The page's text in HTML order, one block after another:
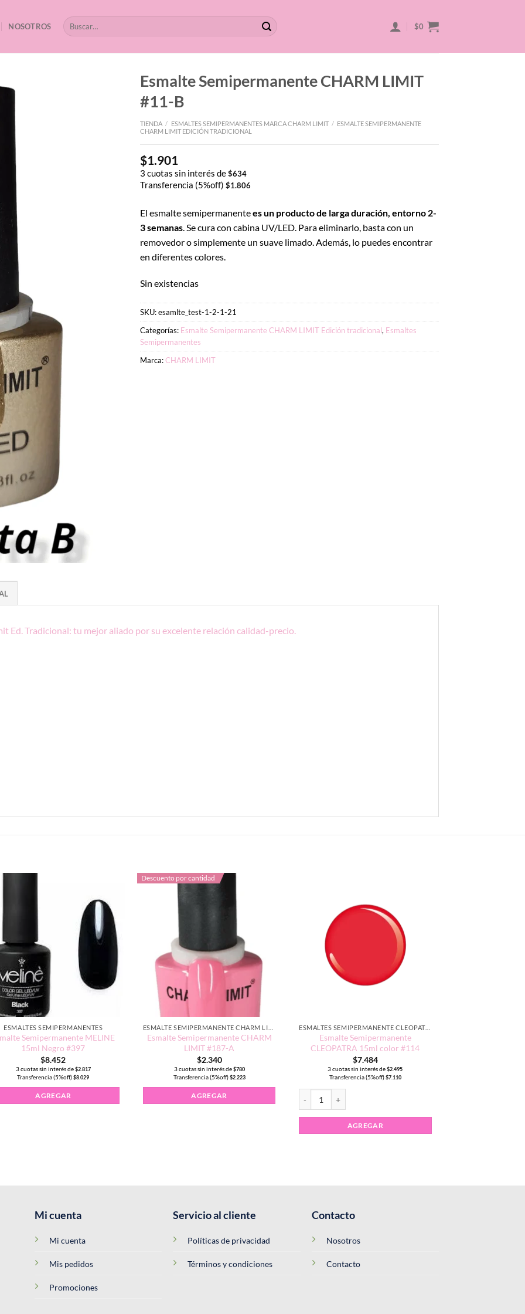
NOSOTROS
Buscar
por:
$0
Esmalte Semipermanente CHARM LIMIT
#11-B
TIENDA / ESMALTES SEMIPERMANENTES MARCA CHARM LIMIT / ESMALTE SEMIPERMANENTE
CHARM LIMIT EDICIÓN TRADICIONAL
$1.901
3 cuotas sin interés de$634
Transferencia (5%off) $1.806
El esmalte semipermanentees un producto de larga duración, entorno 2-
3 semanas . Se cura con cabina UV/LED. Para eliminarlo, basta con un
removedor o simplemente un suave limado. Además, lo puedes encontrar
en diferentes colores.
Sin existencias
SKU:esamlte_test-1-2-1-21
Categorías: Esmalte Semipermanente CHARM LIMIT Edición tradicional, Esmaltes
Semipermanentes
Marca:CHARM LIMIT
Ed. Tradicional: tu mejor aliado por su excelente relación calidad-precio.
ESMALTES SEMIPERMANENTES
Semipermanente MELINE
15ml Negro #397
$8.452
3 cuotas sin interés de$2.817
Transferencia (5%off)$8.029
AGREGAR
Descuento por cantidad
Esmalte Semipermanente CHARM
LIMIT #187-A
$2.340
3 cuotas sin interés de$780
Transferencia (5%off)$2.223
AGREGAR
ESMALTES SEMIPERMANENTE CLEOPATRA 15ML
Esmalte Semipermanente
CLEOPATRA 15ml color #114
$7.484
3 cuotas sin interés de$2.495
Transferencia (5%off)$7.110
AGREGAR
Mi cuenta
Mi cuenta
Mis pedidos
Promociones
Servicio al cliente
Políticas de privacidad
Términos y condiciones
Contacto
Nosotros
Contacto